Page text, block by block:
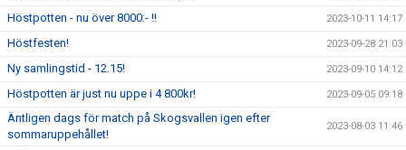
Höstpotten - nu över 8000:- !! 2023-10-11 14:17
Höstfesten! 2023-09-28 21:03
Ny samlingstid - 12.15! 2023-09-10 14:12
Höstpotten är just nu uppe i 4 800kr! 2023-09-05 09:18
Äntligen dags för match på Skogsvallen igen efter
sommaruppehållet!
2023-08-03 11:46